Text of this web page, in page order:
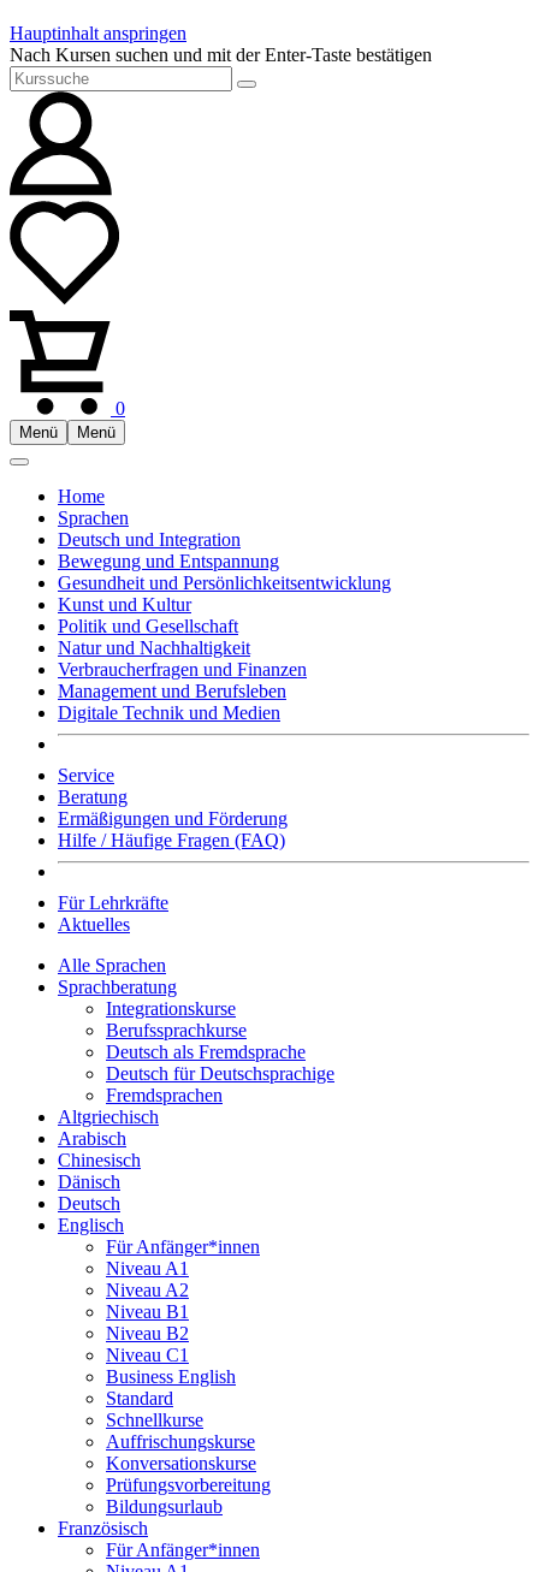
Hauptinhalt anspringen
Nach Kursen suchen und mit der Enter-Taste bestätigen
0
Menü Menü
Home
Sprachen
Deutsch und Integration
Bewegung und Entspannung
Gesundheit und Persönlichkeitsentwicklung
Kunst und Kultur
Politik und Gesellschaft
Natur und Nachhaltigkeit
Verbraucherfragen und Finanzen
Management und Berufsleben
Digitale Technik und Medien
Service
Beratung
Ermäßigungen und Förderung
Hilfe / Häufige Fragen (FAQ)
Für Lehrkräfte
Aktuelles
Alle Sprachen
Sprachberatung
Integrationskurse
Berufssprachkurse
Deutsch als Fremdsprache
Deutsch für Deutschsprachige
Fremdsprachen
Altgriechisch
Arabisch
Chinesisch
Dänisch
Deutsch
Englisch
Für Anfänger*innen
Niveau A1
Niveau A2
Niveau B1
Niveau B2
Niveau C1
Business English
Standard
Schnellkurse
Auffrischungskurse
Konversationskurse
Prüfungsvorbereitung
Bildungsurlaub
Französisch
Für Anfänger*innen